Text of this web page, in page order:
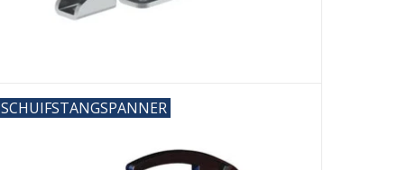
SCHUIFSTANGSPANNER